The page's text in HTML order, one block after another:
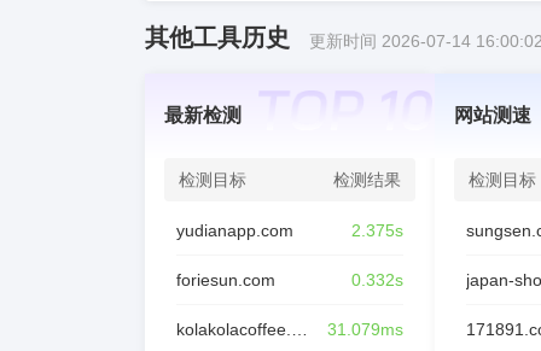
其他工具历史 更新时间 2026-07-14
最新检测
检测目标 检测结果
yudianapp.com 2.375s
foriesun.com 0.332s
31.079ms
网站测速
检测目标
japan-